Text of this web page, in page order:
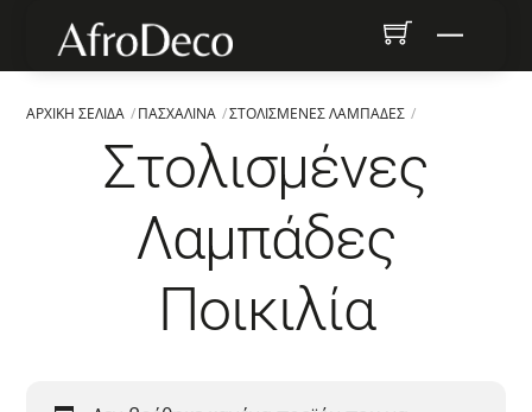
content
Menu
ΑΡΧΙΚΉ ΣΕΛΊΔΑ ΠΑΣΧΑΛΙΝΆ ΣΤΟΛΙΣΜΈΝΕΣ ΛΑΜΠΆΔΕΣ
Στολισμένες
Λαμπάδες
Ποικιλία